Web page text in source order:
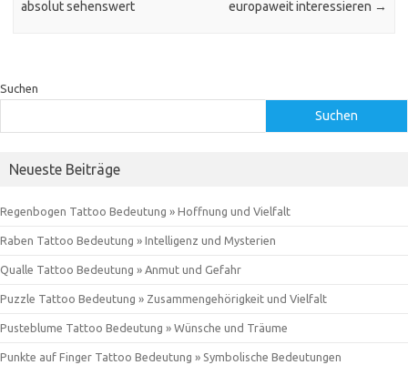
absolut sehenswert
europaweit interessieren →
Suchen
Suchen
Neueste Beiträge
Regenbogen Tattoo Bedeutung » Hoffnung und Vielfalt
Raben Tattoo Bedeutung » Intelligenz und Mysterien
Qualle Tattoo Bedeutung » Anmut und Gefahr
Puzzle Tattoo Bedeutung » Zusammengehörigkeit und Vielfalt
Pusteblume Tattoo Bedeutung » Wünsche und Träume
Punkte auf Finger Tattoo Bedeutung » Symbolische Bedeutungen